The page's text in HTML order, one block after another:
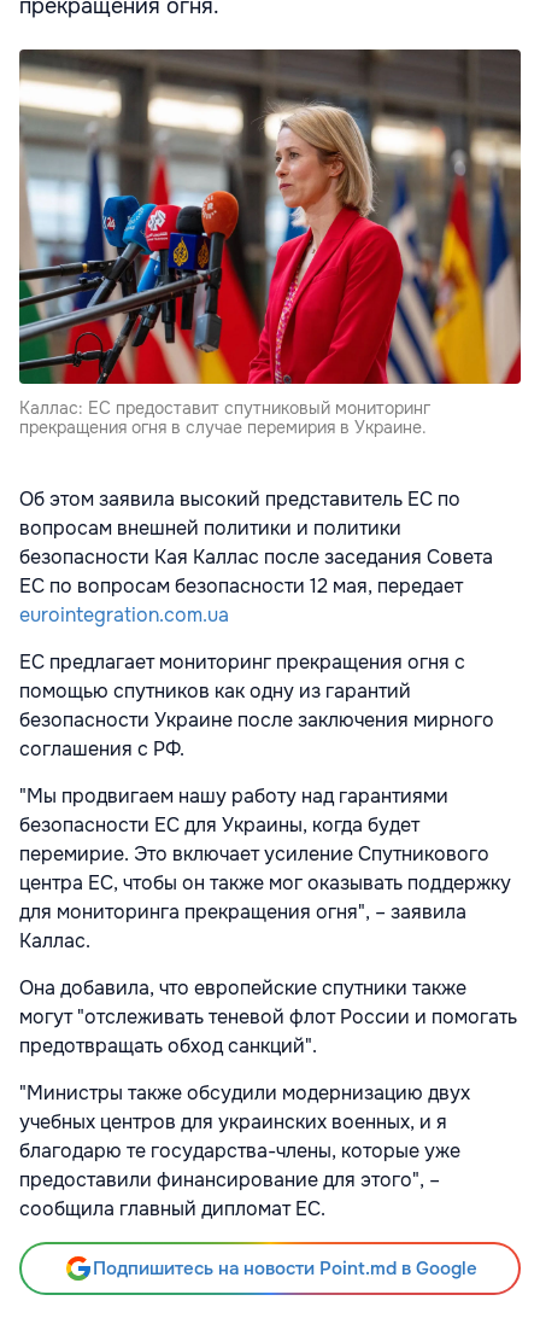
прекращения огня.
Каллас: ЕС предоставит спутниковый мониторинг
прекращения огня в случае перемирия в Украине.
Об этом заявила высокий представитель ЕС по
вопросам внешней политики и политики
безопасности Кая Каллас после заседания Совета
ЕС по вопросам безопасности 12 мая, передает
eurointegration.com.ua
ЕС предлагает мониторинг прекращения огня с
помощью спутников как одну из гарантий
безопасности Украине после заключения мирного
соглашения с РФ.
"Мы продвигаем нашу работу над гарантиями
безопасности ЕС для Украины, когда будет
перемирие. Это включает усиление Спутникового
центра ЕС, чтобы он также мог оказывать поддержку
для мониторинга прекращения огня", – заявила
Каллас.
Она добавила, что европейские спутники также
могут "отслеживать теневой флот России и помогать
предотвращать обход санкций".
"Министры также обсудили модернизацию двух
учебных центров для украинских военных, и я
благодарю те государства-члены, которые уже
предоставили финансирование для этого", –
сообщила главный дипломат ЕС.
Подпишитесь на новости Point.md в Google